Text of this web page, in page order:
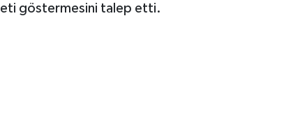
göstermesini talep etti.